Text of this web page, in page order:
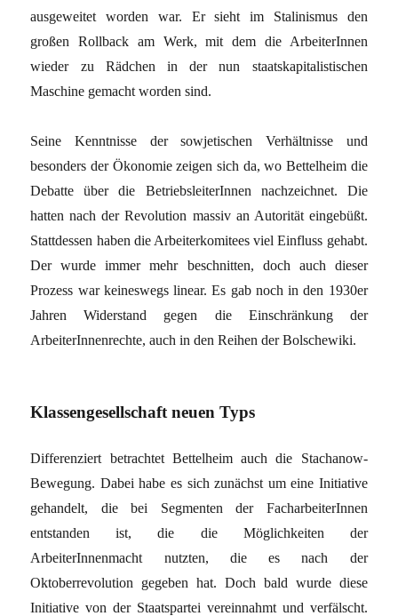
ausgeweitet worden war. Er sieht im Stalinismus den
großen Rollback am Werk, mit dem die ArbeiterInnen
wieder zu Rädchen in der nun staatskapitalistischen
Maschine gemacht worden sind.
Seine Kenntnisse der sowjetischen Verhältnisse und
besonders der Ökonomie zeigen sich da, wo Bettelheim die
Debatte über die BetriebsleiterInnen nachzeichnet. Die
hatten nach der Revolution massiv an Autorität eingebüßt.
Stattdessen haben die Arbeiterkomitees viel Einfluss gehabt.
Der wurde immer mehr beschnitten, doch auch dieser
Prozess war keineswegs linear. Es gab noch in den 1930er
Jahren Widerstand gegen die Einschränkung der
ArbeiterInnenrechte, auch in den Reihen der Bolschewiki.
Klassengesellschaft neuen Typs
Differenziert betrachtet Bettelheim auch die Stachanow-
Bewegung. Dabei habe es sich zunächst um eine Initiative
gehandelt, die bei Segmenten der FacharbeiterInnen
entstanden ist, die die Möglichkeiten der
ArbeiterInnenmacht nutzten, die es nach der
Oktoberrevolution gegeben hat. Doch bald wurde diese
Initiative von der Staatspartei vereinnahmt und verfälscht.